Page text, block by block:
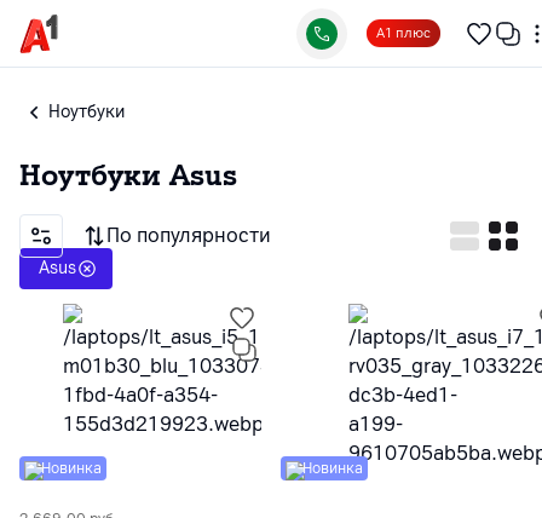
А1 плюс
Ноутбуки
Ноутбуки Asus
По популярности
Asus
Новинка Новинка